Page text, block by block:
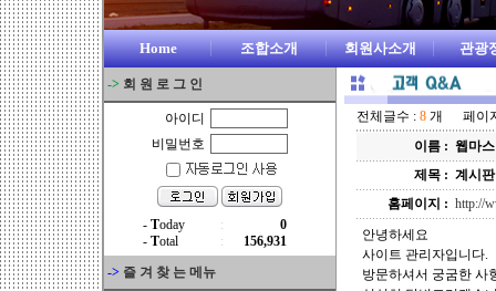
Home 조합소개 회원사소개 관광
-> 회 원 로 그 인
아이디
비밀번호
-> 즐 겨 찾 는 메뉴
전체글수 : 8 개 페이
이름 : 웹마
제목 : 계시
홈페이지 : http://
안녕하세요
사이트 관리자입니다.
방문하셔서 궁굼한 사